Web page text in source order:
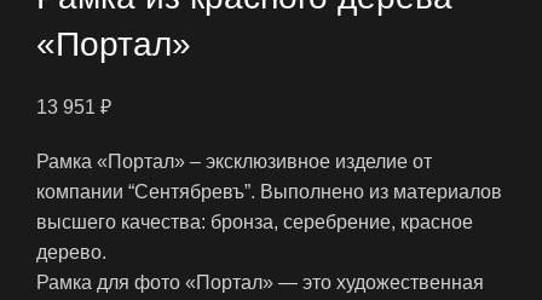
«Портал»
13 951 ₽
Рамка «Портал» – эксклюзивное изделие от
компании “Сентябревъ”. Выполнено из материалов
высшего качества: бронза, серебрение, красное
дерево.
Рамка для фото «Портал» — это художественная